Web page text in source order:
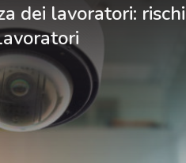
dei lavoratori: